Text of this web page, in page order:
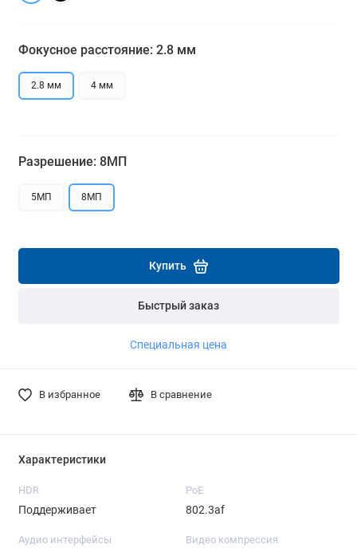
Фокусное расстояние: 2.8 мм
2.8 мм 4 мм
Разрешение: 8МП
5МП 8МП
Купить
Быстрый заказ
Специальная цена
В избранное В сравнение
Характеристики
HDR
Поддерживает
PoE
802.3af
Аудио интерфейсы Видео компрессия